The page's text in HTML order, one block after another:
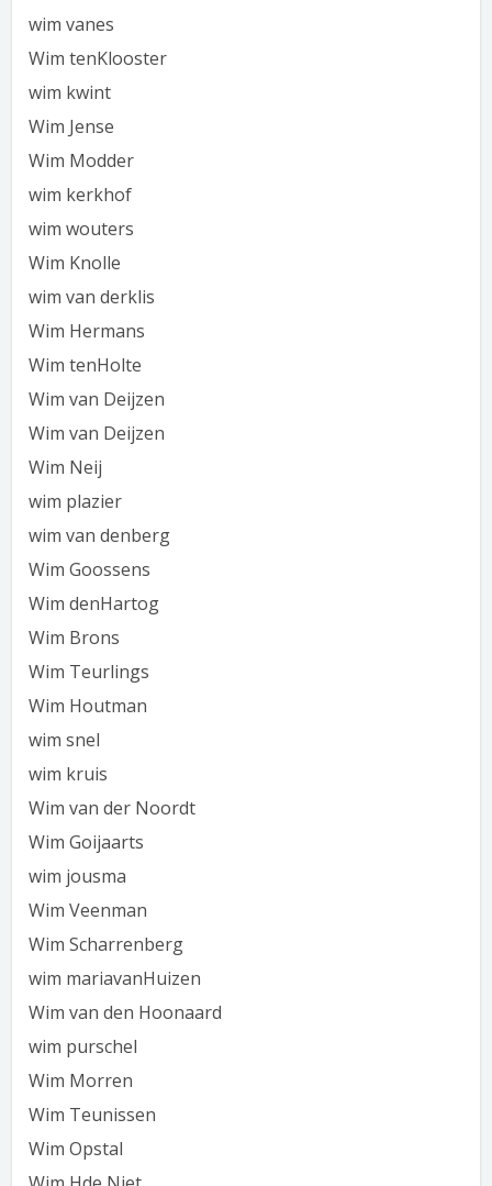
wim vanes
Wim tenKlooster
wim kwint
Wim Jense
Wim Modder
wim kerkhof
wim wouters
Wim Knolle
wim van derklis
Wim Hermans
Wim tenHolte
Wim van Deijzen
Wim van Deijzen
Wim Neij
wim plazier
wim van denberg
Wim Goossens
Wim denHartog
Wim Brons
Wim Teurlings
Wim Houtman
wim snel
wim kruis
Wim van der Noordt
Wim Goijaarts
wim jousma
Wim Veenman
Wim Scharrenberg
wim mariavanHuizen
Wim van den Hoonaard
wim purschel
Wim Morren
Wim Teunissen
Wim Opstal